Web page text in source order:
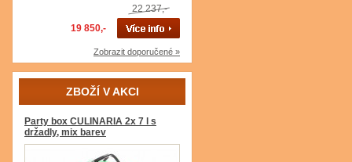
22 237,-
19 850,-
Zobrazit doporučené »
ZBOŽÍ V AKCI
Party box CULINARIA 2x 7 l s
držadly, mix barev